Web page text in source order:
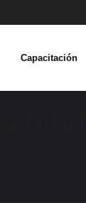
Capacitación